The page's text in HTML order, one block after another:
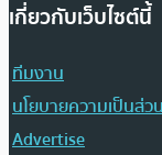
เกี่ยวกับเว็บไซต์นี้
ทีมงาน
นโยบายความเป็นส่ว
Advertise